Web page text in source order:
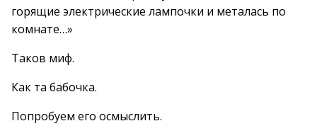
горящие электрические лампочки и металась по
комнате…»
Таков миф.
Как та бабочка.
Попробуем его осмыслить.